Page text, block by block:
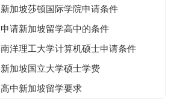
新加坡莎顿国际学院申请条件
申请新加坡留学高中的条件
南洋理工大学计算机硕士申请条件
新加坡国立大学硕士学费
高中新加坡留学要求